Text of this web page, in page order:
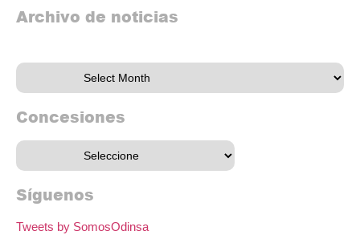
Archivo de noticias
Concesiones
Síguenos
Tweets by SomosOdinsa